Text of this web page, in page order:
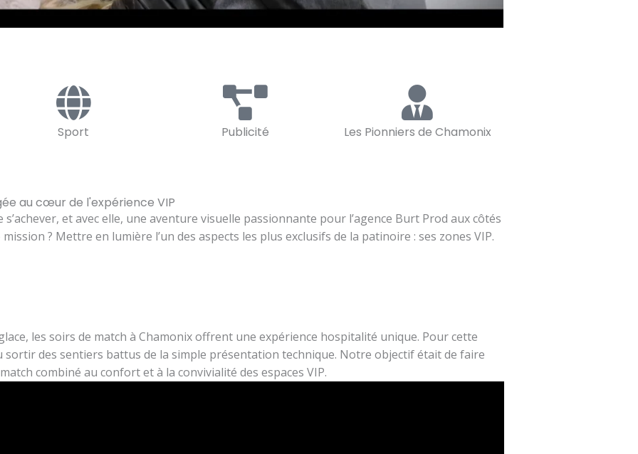
Sport Publicité Les Pionniers de Chamonix
au cœur de l'expérience VIP
et avec elle, une aventure visuelle passionnante pour l’agence Burt Prod aux côtés
? Mettre en lumière l’un des aspects les plus exclusifs de la patinoire : ses zones VIP.
les soirs de match à Chamonix offrent une expérience hospitalité unique. Pour cette
sortir des sentiers battus de la simple présentation technique. Notre objectif était de faire
combiné au confort et à la convivialité des espaces VIP.